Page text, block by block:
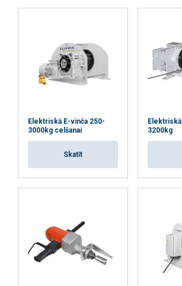
Elektriskā E-vinča 250-
3000kg celšanai
Skatīt
Elektriskā
3200kg
PIEKRIST VISIEM
ATTEIKTIES NO VISIEM
RĀDĪT DETAĻAS